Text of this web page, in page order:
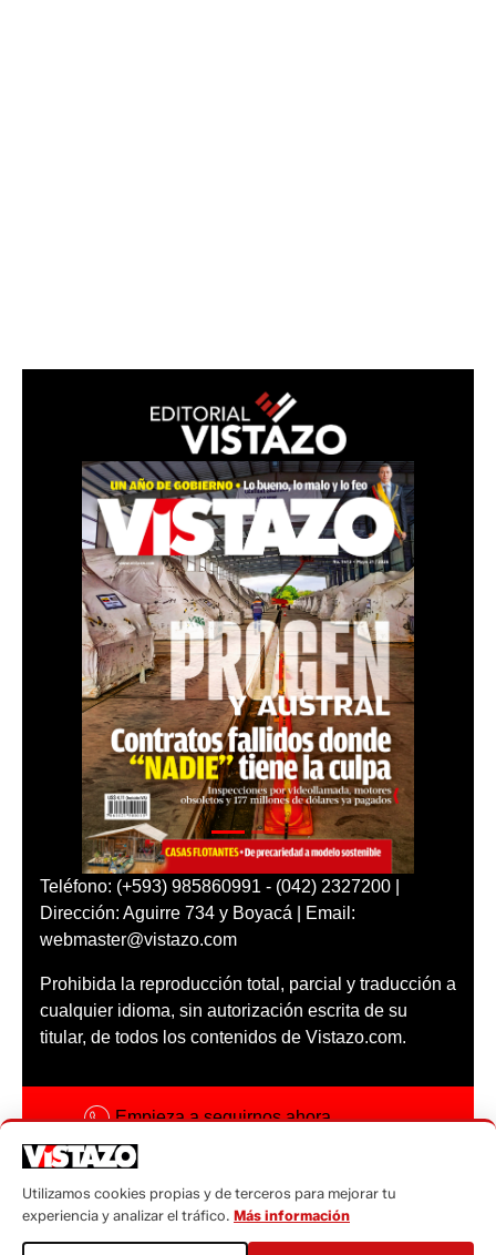
Teléfono: (+593) 985860991 - (042) 2327200 |
Dirección: Aguirre 734 y Boyacá | Email:
webmaster@vistazo.com
Prohibida la reproducción total, parcial y traducción a
cualquier idioma, sin autorización escrita de su
titular, de todos los contenidos de Vistazo.com.
Empieza a seguirnos ahora
Código ética
Sugerencias a:
Utilizamos cookies propias y de terceros para mejorar tu
experiencia y analizar el tráfico. Más información